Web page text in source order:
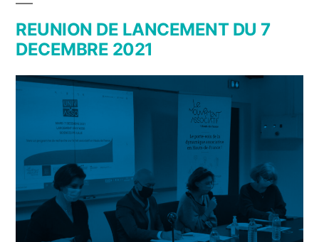
REUNION DE LANCEMENT DU 7
DECEMBRE 2021